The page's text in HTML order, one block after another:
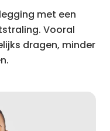
met een
Vooral
dragen, minder